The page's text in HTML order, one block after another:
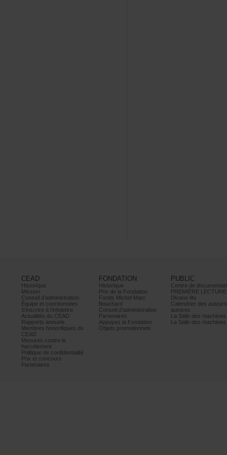
CEAD
Historique
Mission
Conseild’administration
Équipeetcoordonnées
S’inscrireàl’infolettre
ActualitésduCEAD
Rapportsannuels
Membreshonorifiquesdu
CEAD
Mesurescontrele
harcèlement
Politiquedeconfidentialité
Prixetconcours
Partenaires
FONDATION
Historique
PrixdelaFondation
FondsMichelMarc
Bouchard
Conseild’administration
Partenaires
AppuyezlaFondation
Objetspromotionnels
PUBLIC
PREMIÈRELECTURE
Divans-lits
autrices